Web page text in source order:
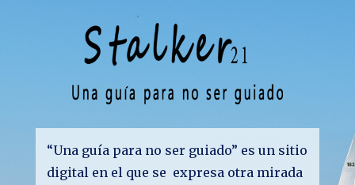
“Una guía para no ser guiado” es un sitio
digital en el que se expresa otra mirada